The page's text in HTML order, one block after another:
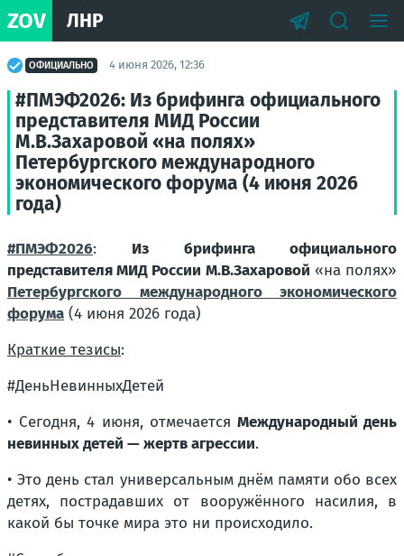
ZOV ЛНР
ОФИЦИАЛЬНО 4 июня 2026, 12:36
#ПМЭФ2026: Из брифинга официального
представителя МИД России
М.В.Захаровой «на полях»
Петербургского международного
экономического форума (4 июня 2026
года)
#ПМЭФ2026: Из брифинга официального
представителя МИД России М.В.Захаровой «на полях»
Петербургского международного экономического
форума (4 июня 2026 года)
Краткие тезисы:
#ДеньНевинныхДетей
• Сегодня, 4 июня, отмечается Международный день
невинных детей — жертв агрессии.
• Это день стал универсальным днём памяти обо всех
детях, пострадавших от вооружённого насилия, в
какой бы точке мира это ни происходило.